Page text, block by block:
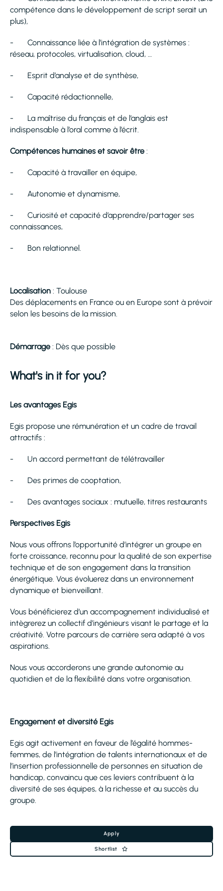
compétence dans le développement de script serait un
plus),
- Connaissance liée à l’intégration de systèmes :
réseau, protocoles, virtualisation, cloud, …
- Esprit d’analyse et de synthèse,
- Capacité rédactionnelle,
- La maîtrise du français et de l’anglais est
indispensable à l’oral comme à l’écrit.
Compétences humaines et savoir être :
- Capacité à travailler en équipe,
- Autonomie et dynamisme,
- Curiosité et capacité d’apprendre/partager ses
connaissances,
- Bon relationnel.
Localisation : Toulouse
Des déplacements en France ou en Europe sont à prévoir
selon les besoins de la mission.
Démarrage : Dès que possible
What's in it for you?
Les avantages Egis
Egis propose une rémunération et un cadre de travail
attractifs :
- Un accord permettant de télétravailler
- Des primes de cooptation,
- Des avantages sociaux : mutuelle, titres restaurants
Perspectives Egis
Nous vous offrons l’opportunité d’intégrer un groupe en
forte croissance, reconnu pour la qualité de son expertise
technique et de son engagement dans la transition
énergétique. Vous évoluerez dans un environnement
dynamique et bienveillant.
Vous bénéficierez d’un accompagnement individualisé et
intègrerez un collectif d’ingénieurs visant le partage et la
créativité. Votre parcours de carrière sera adapté à vos
aspirations.
Nous vous accorderons une grande autonomie au
quotidien et de la flexibilité dans votre organisation.
Engagement et diversité Egis
Egis agit activement en faveur de l’égalité hommes-
femmes, de l’intégration de talents internationaux et de
l’insertion professionnelle de personnes en situation de
handicap, convaincu que ces leviers contribuent à la
diversité de ses équipes, à la richesse et au succès du
groupe.
Apply
Shortlist